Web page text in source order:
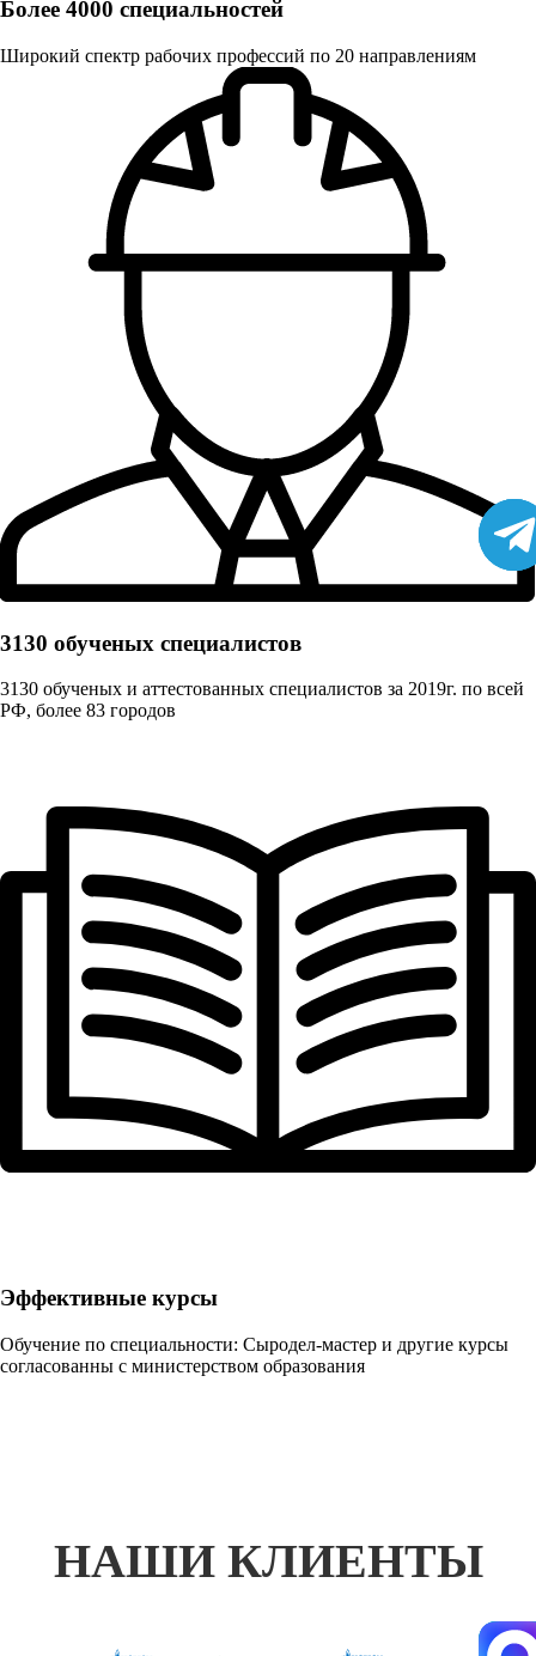
Более 4000 специальностей
Широкий спектр рабочих профессий по 20 направлениям
3130 обученых cпециалистов
3130 обученых и аттестованных специалистов за 2019г. по всей
РФ, более 83 городов
Эффективные курсы
Обучение по специальности: Сыродел-мастер и другие курсы
согласованны с министерством образования
НАШИ КЛИЕНТЫ